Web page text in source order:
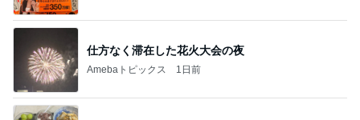
仕方なく滞在した花火大会の夜
Amebaトピックス 1日前